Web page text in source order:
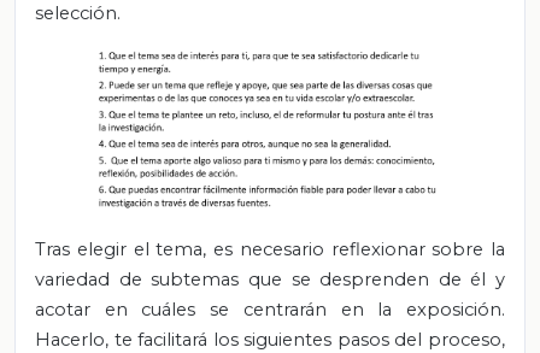
selección.
Tras elegir el tema, es necesario reflexionar sobre la
variedad de subtemas que se desprenden de él y
acotar en cuáles se centrarán en la exposición.
Hacerlo, te facilitará los siguientes pasos del proceso,